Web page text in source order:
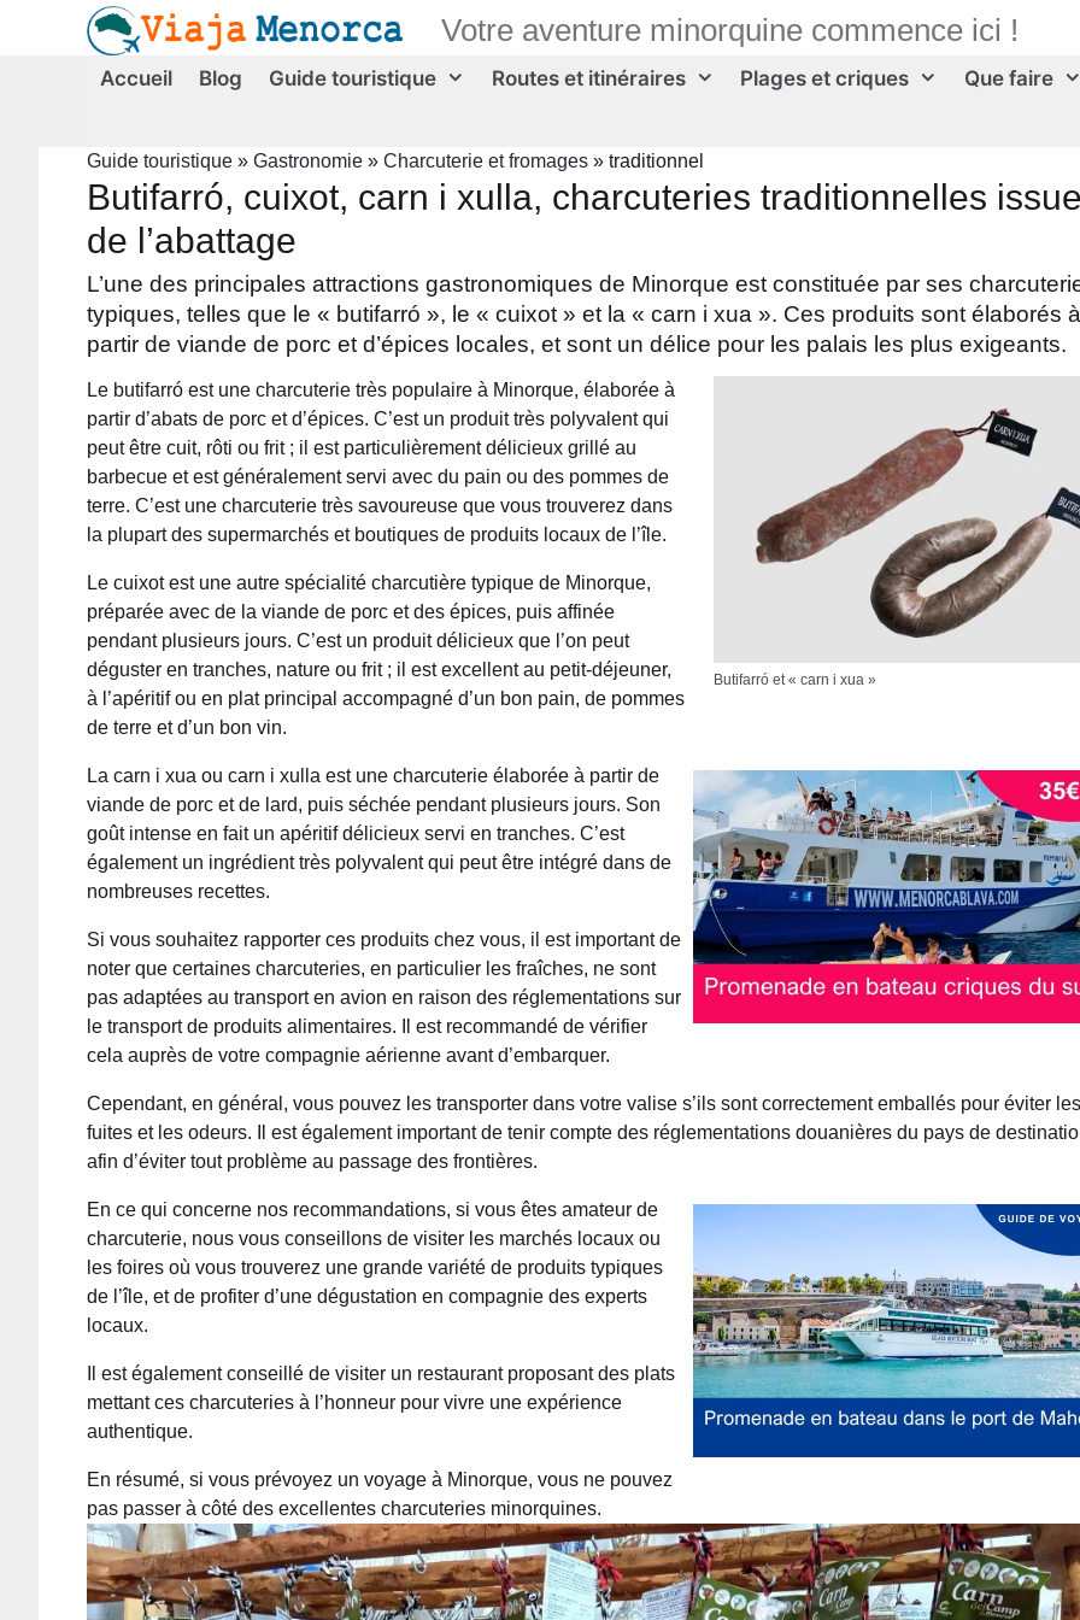
Votre aventure minorquine commence ici !
Accueil Blog Guide touristique Routes et itinéraires Plages et criques Que faire
Guide touristique » Gastronomie » Charcuterie et fromages » traditionnel
Butifarró, cuixot, carn i xulla, charcuteries traditionnelles
de l’abattage
L’une des principales attractions gastronomiques de Minorque est constituée par ses
typiques, telles que le « butifarró », le « cuixot » et la « carn i xua ». Ces produits sont élaborés à
partir de viande de porc et d’épices locales, et sont un délice pour les palais les plus exigeants.
Butifarró et « carn i xua »
Le butifarró est une charcuterie très populaire à Minorque, élaborée à
partir d’abats de porc et d’épices. C’est un produit très polyvalent qui
peut être cuit, rôti ou frit ; il est particulièrement délicieux grillé au
barbecue et est généralement servi avec du pain ou des pommes de
terre. C’est une charcuterie très savoureuse que vous trouverez dans
la plupart des supermarchés et boutiques de produits locaux de l’île.
Le cuixot est une autre spécialité charcutière typique de Minorque,
préparée avec de la viande de porc et des épices, puis affinée
pendant plusieurs jours. C’est un produit délicieux que l’on peut
déguster en tranches, nature ou frit ; il est excellent au petit-déjeuner,
à l’apéritif ou en plat principal accompagné d’un bon pain, de pommes
de terre et d’un bon vin.
La carn i xua ou carn i xulla est une charcuterie élaborée à partir de
viande de porc et de lard, puis séchée pendant plusieurs jours. Son
goût intense en fait un apéritif délicieux servi en tranches. C’est
également un ingrédient très polyvalent qui peut être intégré dans de
nombreuses recettes.
Si vous souhaitez rapporter ces produits chez vous, il est important de
noter que certaines charcuteries, en particulier les fraîches, ne sont
pas adaptées au transport en avion en raison des réglementations sur
le transport de produits alimentaires. Il est recommandé de vérifier
cela auprès de votre compagnie aérienne avant d’embarquer.
Cependant, en général, vous pouvez les transporter dans votre valise s’ils sont correctement emballés pour éviter les
fuites et les odeurs. Il est également important de tenir compte des réglementations douanières du pays de
afin d’éviter tout problème au passage des frontières.
En ce qui concerne nos recommandations, si vous êtes amateur de
charcuterie, nous vous conseillons de visiter les marchés locaux ou
les foires où vous trouverez une grande variété de produits typiques
de l’île, et de profiter d’une dégustation en compagnie des experts
locaux.
Il est également conseillé de visiter un restaurant proposant des plats
mettant ces charcuteries à l’honneur pour vivre une expérience
authentique.
En résumé, si vous prévoyez un voyage à Minorque, vous ne pouvez
pas passer à côté des excellentes charcuteries minorquines.